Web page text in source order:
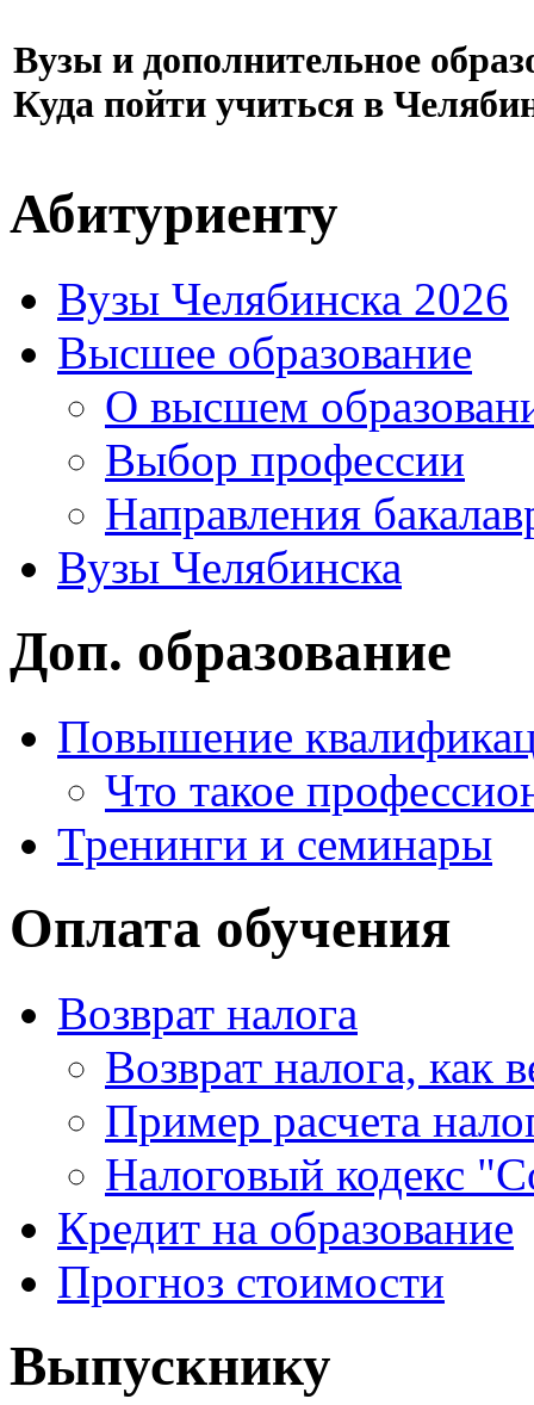
Вузы и дополнительное
Куда пойти учиться в
Абитуриенту
Вузы Челябинска 2026
Высшее образование
О высшем
Выбор профессии
Направления
Вузы Челябинска
Доп. образование
Повышение
Что такое
Тренинги и семинары
Оплата обучения
Возврат налога
Возврат налога, как
Пример расчета
Налоговый кодекс
Кредит на образование
Прогноз стоимости
Выпускнику